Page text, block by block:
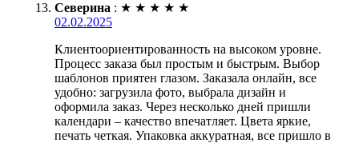
Северина : ★ ★ ★ ★ ★
02.02.2025
Клиентоориентированность на высоком уровне.
Процесс заказа был простым и быстрым. Выбор
шаблонов приятен глазом. Заказала онлайн, все
удобно: загрузила фото, выбрала дизайн и
оформила заказ. Через несколько дней пришли
календари – качество впечатляет. Цвета яркие,
печать четкая. Упаковка аккуратная, все пришло в